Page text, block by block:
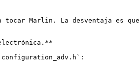
Marlin. La desventaja es